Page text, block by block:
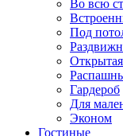
Во всю
Под
Гардероб
Для
Эконом
Гостиные